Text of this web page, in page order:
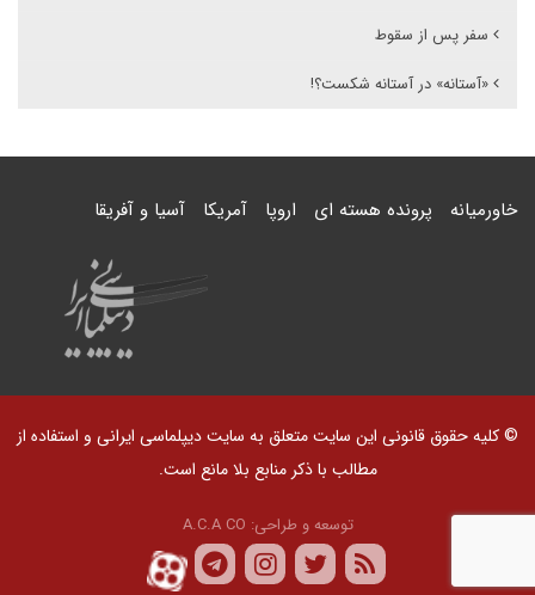
سفر پس از سقوط
«آستانه» در آستانه شکست؟!
خاورمیانه پرونده هسته ای اروپا آمریکا آسیا و آفریقا
© کلیه حقوق قانونی این سایت متعلق به سایت دیپلماسی ایرانی و استفاده از
مطالب با ذکر منابع بلا مانع است.
توسعه و طراحی: A.C.A CO